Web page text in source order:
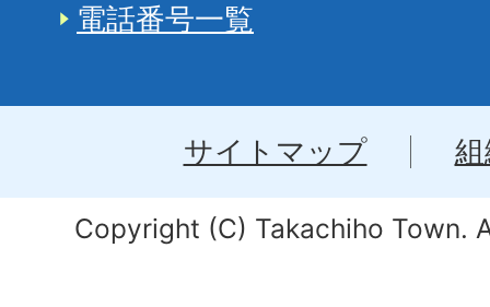
電話番号一覧
サイトマップ
Copyright (C) Takachiho Town.